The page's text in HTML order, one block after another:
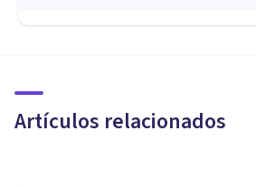
Artículos relacionados
antigua Roma?